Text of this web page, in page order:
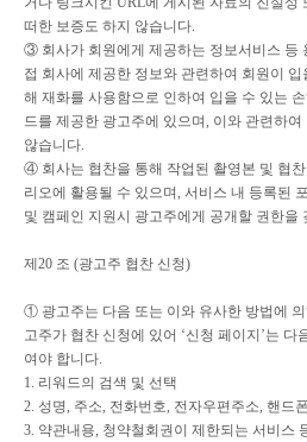
떠한 보증도 하지 않습니다.
③ 회사가 회원에게 제공하는 정보서비스 등
접 회사에 제공한 정보와 관련하여 회원이 입
해 재화를 사용함으로 인하여 입을 수 있는
드를 제공한 광고주에 있으며, 이와 관련하여
않습니다.
④ 회사는 협찬을 통해 작업된 촬영본 및 협
리오에 활용될 수 있으며, 서비스 내 등록된
및 캠페인 지원시 광고주에게 공개할 권한을
제 20 조 (광고주 협찬 신청)
① 광고주는 다음 또는 이와 유사한 방법에
고주가 협찬 신청에 있어 ‘신청 페이지 ’는 다
여야 합니다.
1. 리워드의 검색 및 선택
2. 성명, 주소, 전화번호, 전자우편주소, 핸드
3. 약관내용, 청약철회권이 제한되는 서비스